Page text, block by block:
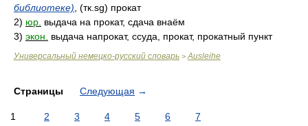
библиотеке) , (тк.sg) прокат
2) юр. выдача на прокат, сдача внаём
3) экон. выдача напрокат, ссуда, прокат, прокатный пункт
Универсальный немецко-русский словарь > Ausleihe
Страницы Следующая →
1 2 3 4 5 6 7